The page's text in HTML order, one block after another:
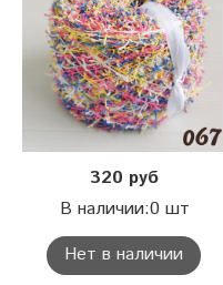
320 руб
В наличии:0 шт
Нет в наличии